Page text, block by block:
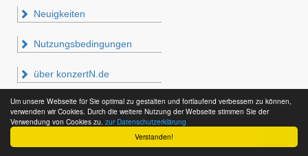
Verstanden!
Um unsere Webseite für Sie optimal zu gestalten und fortlaufend verbessern zu können,
verwenden wir Cookies. Durch die weitere Nutzung der Webseite stimmen Sie der
Verwendung von Cookies zu. zur Datenschutzerklärung
Neuigkeiten
Nutzungsbedingungen
über konzertN.de
Impressum & Datenschutz